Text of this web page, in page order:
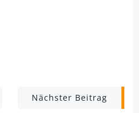
Post
Nächster Beitrag